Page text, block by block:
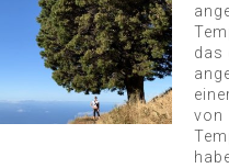
das
von